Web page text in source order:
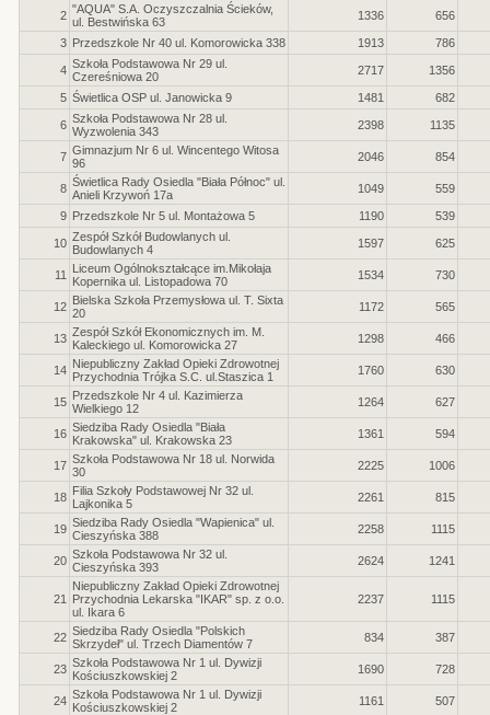
2 "AQUA" S.A. Oczyszczalnia Ścieków,
ul. Bestwińska 63
1336 656
3 Przedszkole Nr 40 ul. Komorowicka 338 1913 786
4 Szkoła Podstawowa Nr 29 ul.
Czereśniowa 20
2717 1356
5 Świetlica OSP ul. Janowicka 9 1481 682
6 Szkoła Podstawowa Nr 28 ul.
Wyzwolenia 343
2398 1135
7 Gimnazjum Nr 6 ul. Wincentego Witosa
96
2046 854
8 Świetlica Rady Osiedla "Biała Północ" ul.
Anieli Krzywoń 17a
1049 559
9 Przedszkole Nr 5 ul. Montażowa 5 1190 539
10 Zespół Szkół Budowlanych ul.
Budowlanych 4
1597 625
11
Liceum Ogólnokształcące im.Mikołaja
Kopernika ul. Listopadowa 70
1534 730
12 Bielska Szkoła Przemysłowa ul. T. Sixta
20
1172 565
13 Zespół Szkół Ekonomicznych im. M.
Kaleckiego ul. Komorowicka 27
1298 466
14 Niepubliczny Zakład Opieki Zdrowotnej
Przychodnia Trójka S.C. ul.Staszica 1
1760 630
15 Przedszkole Nr 4 ul. Kazimierza
Wielkiego 12
1264 627
16 Siedziba Rady Osiedla "Biała
Krakowska" ul. Krakowska 23
1361 594
17 Szkoła Podstawowa Nr 18 ul. Norwida
30
2225 1006
18 Filia Szkoły Podstawowej Nr 32 ul.
Lajkonika 5
2261 815
19 Siedziba Rady Osiedla "Wapienica" ul.
Cieszyńska 388
2258 1115
20 Szkoła Podstawowa Nr 32 ul.
Cieszyńska 393
2624 1241
21
Niepubliczny Zakład Opieki Zdrowotnej
Przychodnia Lekarska "IKAR" sp. z o.o.
ul. Ikara 6
2237 1115
22 Siedziba Rady Osiedla "Polskich
Skrzydeł" ul. Trzech Diamentów 7
834 387
23 Szkoła Podstawowa Nr 1 ul. Dywizji
Kościuszkowskiej 2
1690 728
24 Szkoła Podstawowa Nr 1 ul. Dywizji
Kościuszkowskiej 2
1161 507